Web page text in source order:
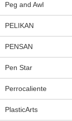
Peg and Awl
PELIKAN
PENSAN
Pen Star
Perrocaliente
PlasticArts